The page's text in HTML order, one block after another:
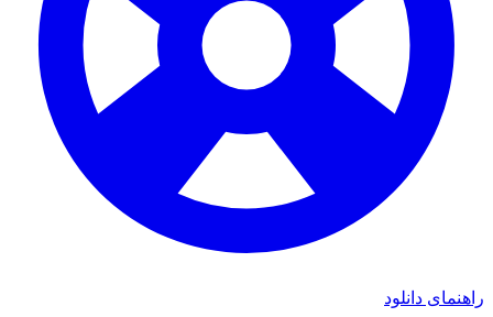
راهنمای دانلود